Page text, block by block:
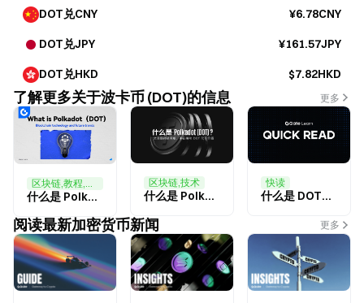
DOT兑CNY ¥6.78CNY
DOT兑JPY ¥161.57JPY
DOT兑HKD $7.82HKD
了解更多关于波卡币 (DOT)的信息 更多
什么是 Polkadot（DOT）？
区块链,技术
什么是 Polkadot（DOT）？一文读懂跨链网络、平行链与 DOT 代币价值
快读
什么是 DOT？一文读懂 Polkadot 的跨链未来
阅读最新加密货币新闻 更多